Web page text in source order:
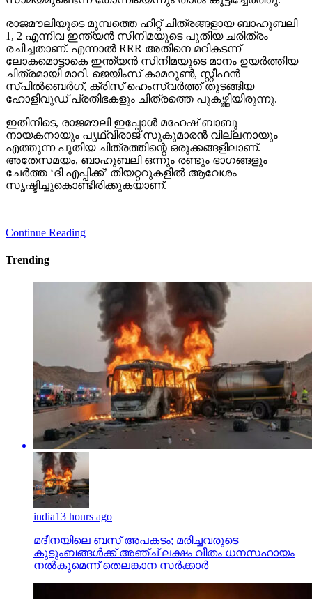
രാജമൗലിയുടെ മുമ്പത്തെ ഹിറ്റ് ചിത്രങ്ങളായ ബാഹുബലി
1, 2 എന്നിവ ഇന്ത്യന്‍ സിനിമയുടെ പുതിയ ചരിത്രം
രചിച്ചതാണ്. എന്നാല്‍ RRR അതിനെ മറികടന്ന്
ലോകമൊട്ടാകെ ഇന്ത്യന്‍ സിനിമയുടെ മാനം ഉയര്‍ത്തിയ
ചിത്രമായി മാറി. ജെയിംസ് കാമറൂണ്‍, സ്റ്റീഫന്‍
സ്പില്‍ബെര്‍ഗ്, ക്രിസ് ഹെംസ്വര്‍ത്ത് തുടങ്ങിയ
ഹോളിവുഡ് പ്രതിഭകളും ചിത്രത്തെ പുകഴ്ത്തിയിരുന്നു.
ഇതിനിടെ, രാജമൗലി ഇപ്പോള്‍ മഹേഷ് ബാബു
നായകനായും പൃഥ്വിരാജ് സുകുമാരന്‍ വില്ലനായും
എത്തുന്ന പുതിയ ചിത്രത്തിന്റെ ഒരുക്കങ്ങളിലാണ്.
അതേസമയം, ബാഹുബലി ഒന്നും രണ്ടും ഭാഗങ്ങളും
ചേര്‍ത്ത ‘ദി എപ്പിക്ക്’ തിയറ്ററുകളില്‍ ആവേശം
സൃഷ്ടിച്ചുകൊണ്ടിരിക്കുകയാണ്.
Continue Reading
Trending
india13 hours ago
മദീനയിലെ ബസ് അപകടം; മരിച്ചവരുടെ
കുടുംബങ്ങള്‍ക്ക് അഞ്ച് ലക്ഷം വീതം ധനസഹായം
നല്‍കുമെന്ന് തെലങ്കാന സര്‍ക്കാര്‍